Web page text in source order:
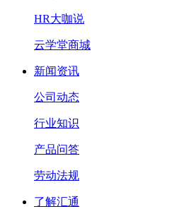
HR大咖说
云学堂商城
新闻资讯
公司动态
行业知识
产品问答
劳动法规
了解汇通